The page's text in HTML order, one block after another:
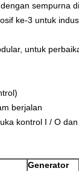
sempurna
ke-3 untuk
untuk
berjalan
kontrol I / O
Generator